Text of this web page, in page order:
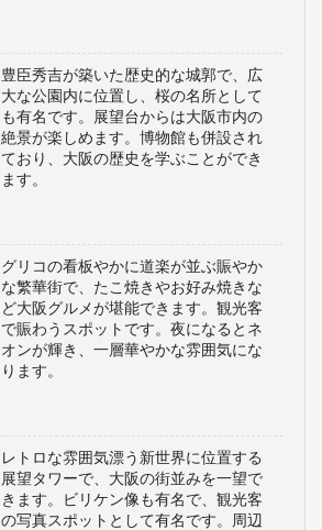
豊臣秀吉が築いた歴史的な城郭で、広
大な公園内に位置し、桜の名所として
も有名です。展望台からは大阪市内の
絶景が楽しめます。博物館も併設され
ており、大阪の歴史を学ぶことができ
ます。
グリコの看板やかに道楽が並ぶ賑やか
な繁華街で、たこ焼きやお好み焼きな
ど大阪グルメが堪能できます。観光客
で賑わうスポットです。夜になるとネ
オンが輝き、一層華やかな雰囲気にな
ります。
レトロな雰囲気漂う新世界に位置する
展望タワーで、大阪の街並みを一望で
きます。ビリケン像も有名で、観光客
の写真スポットとして有名です。周辺